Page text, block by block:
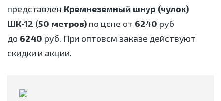
представлен Кремнеземный шнур (чулок)
ШК-12 (50 метров) по цене от 6240 руб
до 6240 руб. При оптовом заказе действуют
скидки и акции.